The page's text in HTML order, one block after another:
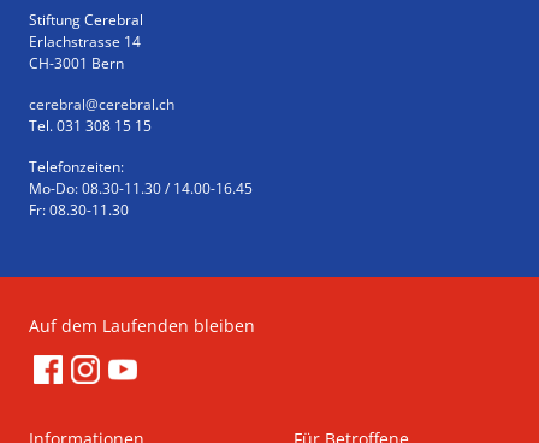
Stiftung Cerebral
Erlachstrasse 14
CH-3001 Bern
cerebral@cerebral.ch
Tel. 031 308 15 15
Telefonzeiten:
Mo-Do: 08.30-11.30 / 14.00-16.45
Fr: 08.30-11.30
Auf dem Laufenden bleiben